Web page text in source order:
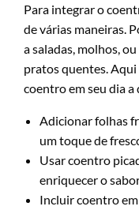
Para integrar o
de várias maneiras.
a saladas, molhos,
pratos quentes.
coentro em seu dia a
Adicionar folhas
um toque de
Usar coentro
enriquecer o
Incluir coentro em